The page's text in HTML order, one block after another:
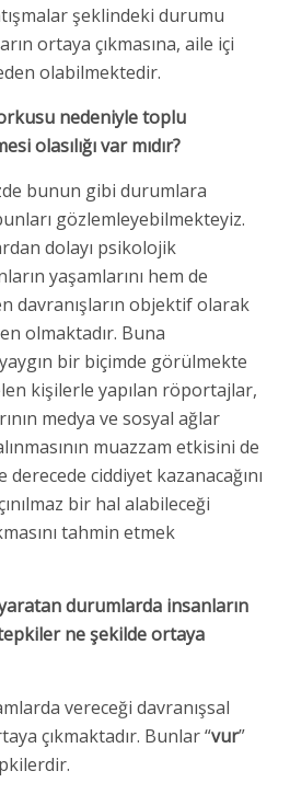
şeklindeki durumu
ortaya çıkmasına, aile içi
olabilmektedir.
nedeniyle toplu
olasılığı var mıdır?
bunun gibi durumlara
gözlemleyebilmekteyiz.
dolayı psikolojik
yaşamlarını hem de
davranışların objektif olarak
olmaktadır. Buna
bir biçimde görülmekte
kişilerle yapılan röportajlar,
medya ve sosyal ağlar
muazzam etkisini de
ciddiyet kazanacağını
bir hal alabileceği
tahmin etmek
durumlarda insanların
ne şekilde ortaya
vereceği davranışsal
çıkmaktadır. Bunlar “vur”